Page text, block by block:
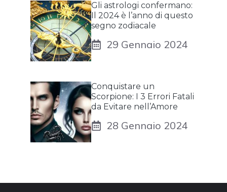
Gli astrologi confermano:
Il 2024 è l’anno di questo
segno zodiacale
29 Gennaio 2024
Conquistare un
Scorpione: I 3 Errori Fatali
da Evitare nell’Amore
28 Gennaio 2024